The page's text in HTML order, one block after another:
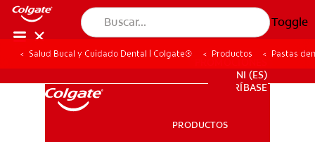
Toggle
NI (ES)
SUSCRÍBASE
PRODUCTOS
Salud Bucal y Cuidado Dental | Colgate® Productos Pastas